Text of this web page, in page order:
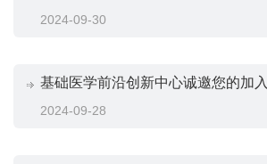
2024-09-30
基础医学前沿创新中心诚邀您的加入
2024-09-28